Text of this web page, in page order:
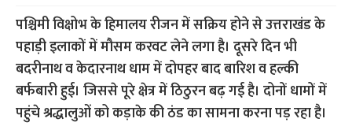
पश्चिमी विक्षोभ के हिमालय रीजन में सक्रिय होने से उत्तराखंड के
पहाड़ी इलाकों में मौसम करवट लेने लगा है। दूसरे दिन भी
बदरीनाथ व केदारनाथ धाम में दोपहर बाद बारिश व हल्की
बर्फबारी हुई। जिससे पूरे क्षेत्र में ठिठुरन बढ़ गई है। दोनों धामों में
पहुंचे श्रद्धालुओं को कड़ाके की ठंड का सामना करना पड़ रहा है।